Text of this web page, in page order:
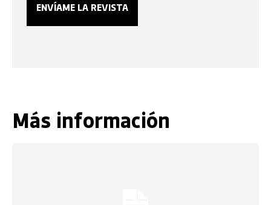
Más información